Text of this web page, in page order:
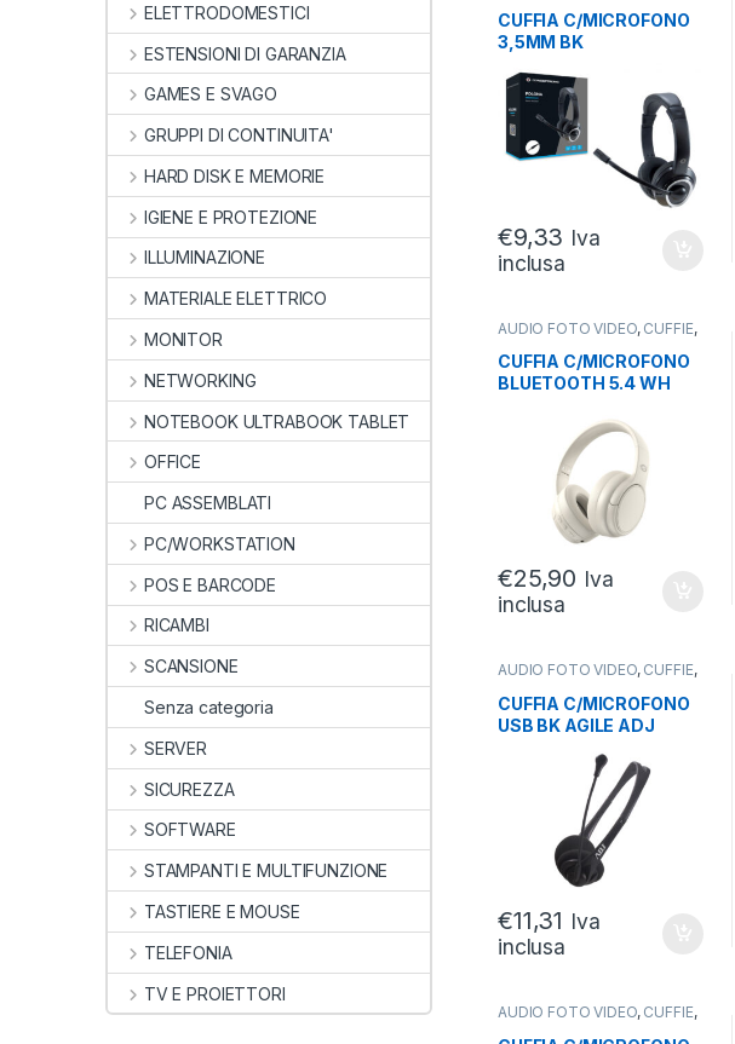
CUFFIA C/MICROFONO
3,5MM BK
2MT
€9,33 Iva
inclusa
AUDIO FOTO VIDEO, CUFFIE,
CUFFIA C/MICROFONO
BLUETOOTH 5.4 WH
PIEGHEVOLI
€25,90 Iva
inclusa
AUDIO FOTO VIDEO, CUFFIE,
CUFFIA C/MICROFONO
USB BK AGILE ADJ
€11,31 Iva
inclusa
AUDIO FOTO VIDEO, CUFFIE,
ELETTRODOMESTICI
ESTENSIONI DI GARANZIA
GAMES E SVAGO
GRUPPI DI CONTINUITA'
HARD DISK E MEMORIE
IGIENE E PROTEZIONE
ILLUMINAZIONE
MATERIALE ELETTRICO
MONITOR
NETWORKING
NOTEBOOK ULTRABOOK TABLET
OFFICE
PC ASSEMBLATI
PC/WORKSTATION
POS E BARCODE
RICAMBI
SCANSIONE
Senza categoria
SERVER
SICUREZZA
SOFTWARE
STAMPANTI E MULTIFUNZIONE
TASTIERE E MOUSE
TELEFONIA
TV E PROIETTORI